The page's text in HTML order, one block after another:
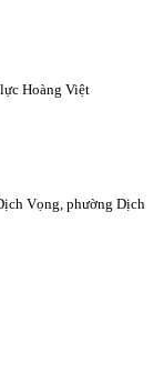
Hoàng Việt
Vọng, phường Dịch